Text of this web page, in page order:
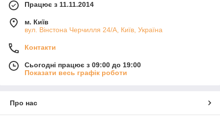
Працює з 11.11.2014
м. Київ
вул. Вінстона Черчилля 24/А, Київ, Україна
Контакти
Сьогодні працює з 09:00 до 19:00
Показати весь графік роботи
Про нас